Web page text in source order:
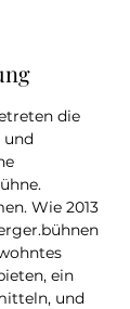
die
und
Wie 2013
ein
und